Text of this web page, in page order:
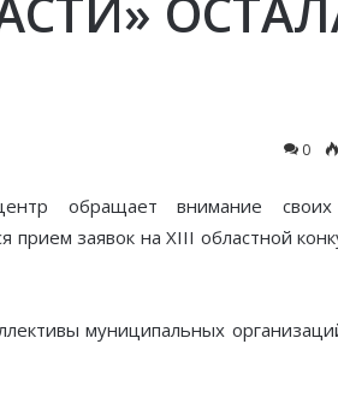
0
обращает внимание
прием заявок на XIII областной
муниципальных